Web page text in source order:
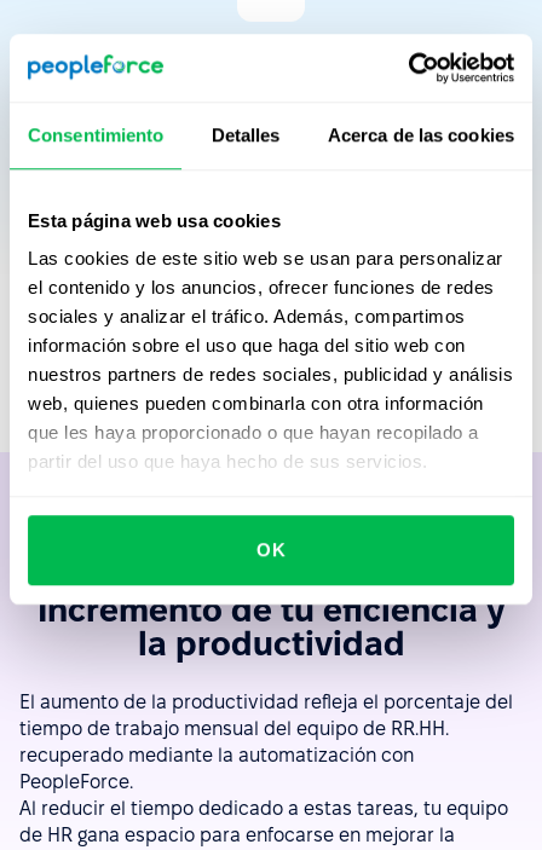
Consentimiento Detalles Acerca de las cookies
Esta página web usa cookies
Las cookies de este sitio web se usan para personalizar
el contenido y los anuncios, ofrecer funciones de redes
sociales y analizar el tráfico. Además, compartimos
información sobre el uso que haga del sitio web con
nuestros partners de redes sociales, publicidad y análisis
web, quienes pueden combinarla con otra información
que les haya proporcionado o que hayan recopilado a
partir del uso que haya hecho de sus servicios.
OK
Dinero ahorrado
HR. generan un impacto financiero claro y medible. Esta
cifra representa el costo de los procesos de HR no
más el costo mensual de la plataforma PeopleForce.
El resultado refleja cómo el gasto se desplaza desde el
trabajo rutinario hacia actividades de recursos humanos
y de gestión de mayor valor, comola gestión estratégica
del talento, el compromiso de los empleados y la
construcción de una cultura organizacional sólida
Incremento de tú eficiencia y
la productividad
El aumento de la productividad refleja el porcentaje del
tiempo de trabajo mensual del equipo de RR.HH.
recuperado mediante la automatización con
PeopleForce.
Al reducir el tiempo dedicado a estas tareas, tu equipo
de HR gana espacio para enfocarse en mejorar la